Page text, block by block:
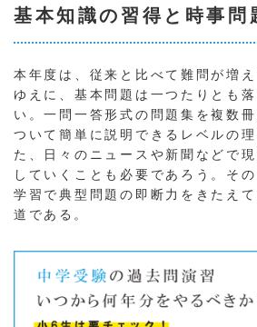
基本知識の習得と時事問
本年度は、従来と比べて難問が増え
ゆえに、基本問題は一つたりとも
い。一問一答形式の問題集を複数
ついて簡単に説明できるレベルの
た、日々のニュースや新聞などで
していくことも必要であろう。そ
学習で典型問題の即断力をきたえ
道である。